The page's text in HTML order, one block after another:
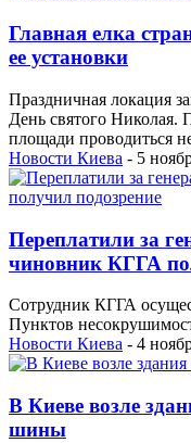
Главная елка
ее установки
Праздничная локация
День святого Николая.
площади проводиться
Новости Киева - 5
Переплатили за
чиновник КГГА
Сотрудник КГГА
Пунктов
Новости Киева - 4
В Киеве возле
шины